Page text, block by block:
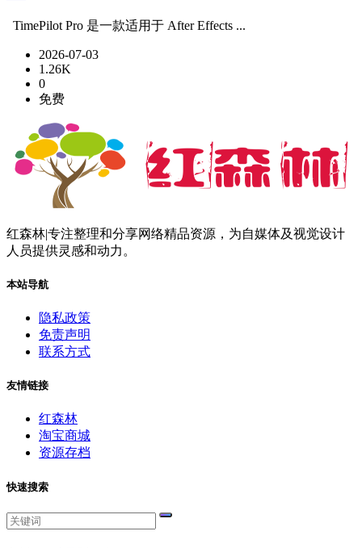
TimePilot Pro 是一款适用于 After Effects ...
2026-07-03
1.26K
0
免费
红森林|专注整理和分享网络精品资源，为自媒体及视觉设计
人员提供灵感和动力。
本站导航
隐私政策
免责声明
联系方式
友情链接
红森林
淘宝商城
资源存档
快速搜索